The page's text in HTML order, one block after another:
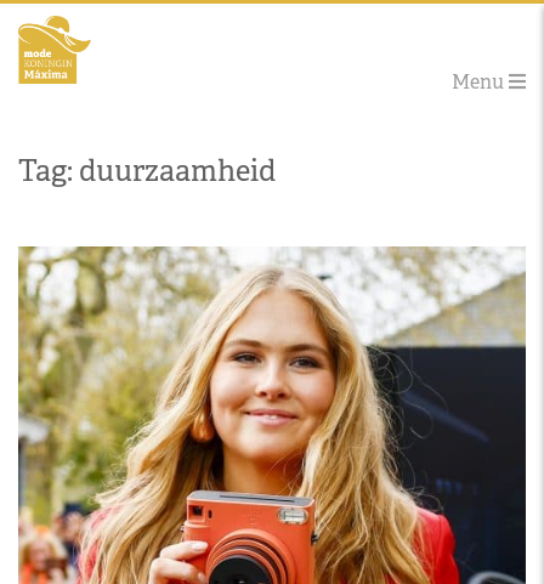
Menu
Tag: duurzaamheid